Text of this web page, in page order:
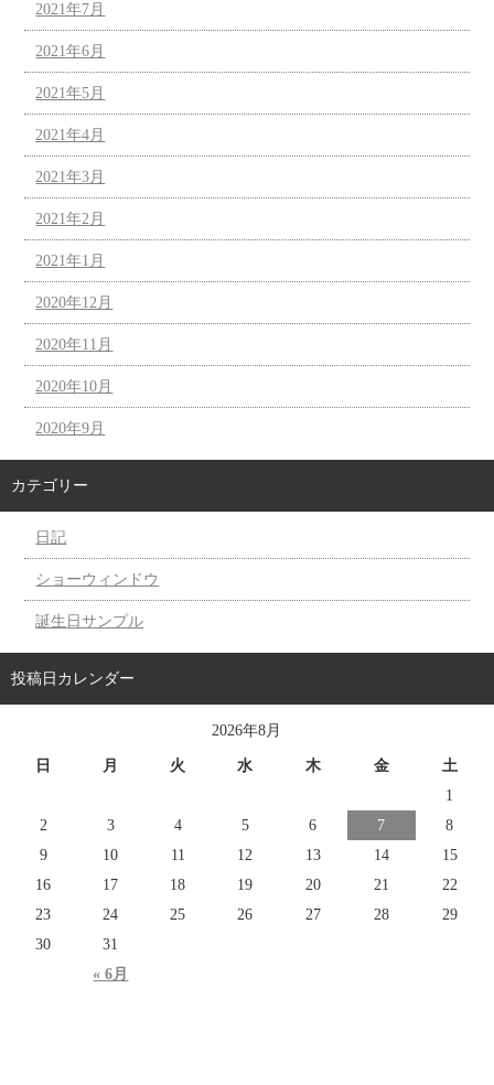
2021年7月
2021年6月
2021年5月
2021年4月
2021年3月
2021年2月
2021年1月
2020年12月
2020年11月
2020年10月
2020年9月
カテゴリー
日記
ショーウィンドウ
誕生日サンプル
投稿日カレンダー
2026年8月
日 月 火 水 木 金 土
« 6月
1
2
3 4 5 6 7
8
9
10 11 12 13 14
15
16
17 18 19 20 21
22
23
24 25 26 27 28
29
30
31